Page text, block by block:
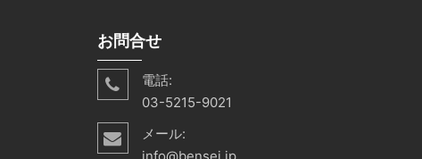
お問合せ
電話:
03-5215-9021
メール: